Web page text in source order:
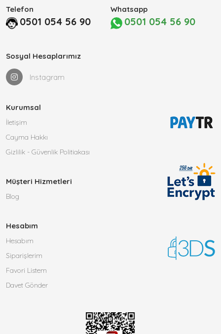
Telefon
0501 054 56 90
Whatsapp
0501 054 56 90
Sosyal Hesaplarımız
Instagram
Kurumsal
İletişim
Cayma Hakkı
Gizlilik - Güvenlik Politiakası
Müşteri Hizmetleri
Blog
Hesabım
Hesabım
Siparişlerim
Favori Listem
Davet Gönder